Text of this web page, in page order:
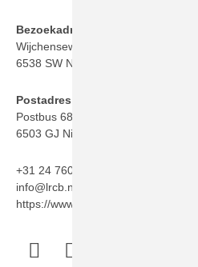
Bezoekadres
Wijchenseweg 101
6538 SW Nijmegen
Postadres
Postbus 6873
6503 GJ Nijmegen
+31 24 760 06 50
info@lrcb.nl
https://www.lrcb.nl